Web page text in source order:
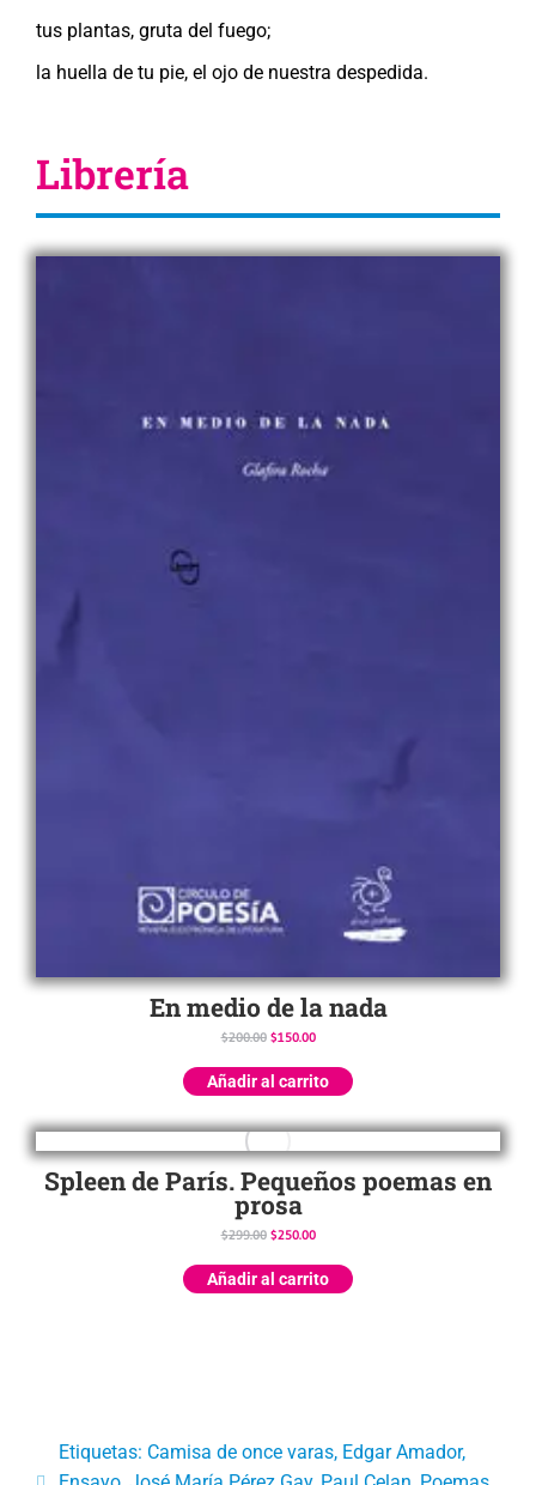
tus plantas, gruta del fuego;
la huella de tu pie, el ojo de nuestra despedida.
Librería
En medio de la nada
$200.00 $150.00
Añadir al carrito
Spleen de París. Pequeños poemas en
prosa
$299.00 $250.00
Añadir al carrito
Etiquetas: Camisa de once varas, Edgar Amador,